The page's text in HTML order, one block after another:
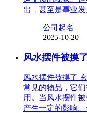
出，甚至是事业
公司起名
2025-10-20
风水摆件被摸
风水摆件被摸了
常见的物品，它
用。当风水摆件
产生一定的影响